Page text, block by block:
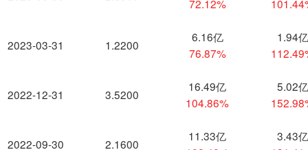
2023-03-31
2022-12-31
2022-09-30
72.12%
1.2200
6.16亿
76.87%
1.94亿
3.5200
16.49亿
104.86%
5.02亿
2.1600
11.33亿
3.43亿